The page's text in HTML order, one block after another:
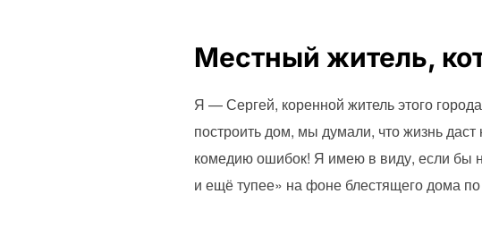
Местный житель,
Я — Сергей, коренной житель этого
построить дом, мы думали, что жизнь
комедию ошибок! Я имею в виду, если бы
и ещё тупее» на фоне блестящего дома по